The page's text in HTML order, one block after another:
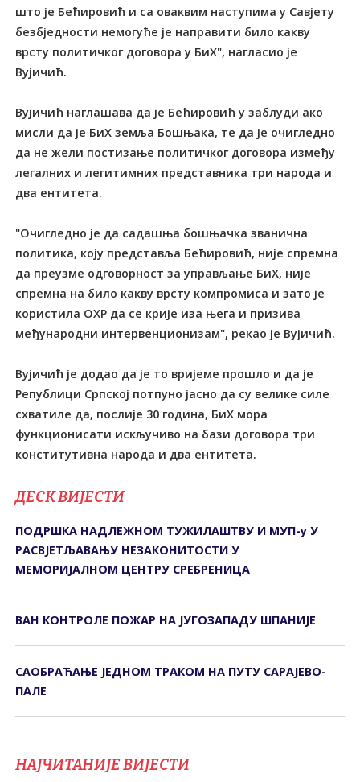
што је Бећировић и са оваквим наступима у Савјету
безбједности немогуће је направити било какву
врсту политичког договора у БиХ", нагласио је
Вујичић.
Вујичић наглашава да је Бећировић у заблуди ако
мисли да је БиХ земља Бошњака, те да је очигледно
да не жели постизање политичког договора између
легалних и легитимних представника три народа и
два ентитета.
"Очигледно је да садашња бошњачка званична
политика, коју представља Бећировић, није спремна
да преузме одговорност за управљање БиХ, није
спремна на било какву врсту компромиса и зато је
користила ОХР да се крије иза њега и призива
међународни интервенционизам", рекао је Вујичић.
Вујичић је додао да је то вријеме прошло и да је
Републици Српској потпуно јасно да су велике силе
схватиле да, послије 30 година, БиХ мора
функционисати искључиво на бази договора три
конститутивна народа и два ентитета.
ДЕСК ВИЈЕСТИ
ПОДРШКА НАДЛЕЖНОМ ТУЖИЛАШТВУ И МУП-у У
РАСВЈЕТЉАВАЊУ НЕЗАКОНИТОСТИ У
МЕМОРИЈАЛНОМ ЦЕНТРУ СРЕБРЕНИЦА
ВАН КОНТРОЛЕ ПОЖАР НА ЈУГОЗАПАДУ ШПАНИЈЕ
САОБРАЋАЊЕ ЈЕДНОМ ТРАКОМ НА ПУТУ САРАЈЕВО-
ПАЛЕ
НАЈЧИТАНИЈЕ ВИЈЕСТИ